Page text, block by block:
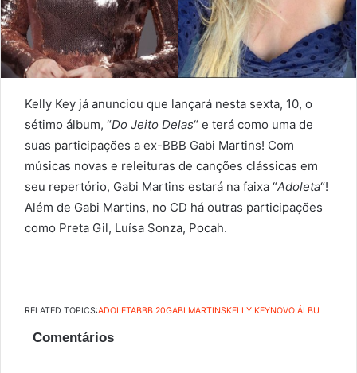
Kelly Key já anunciou que lançará nesta sexta, 10, o
sétimo álbum, “Do Jeito Delas“ e terá como uma de
suas participações a ex-BBB Gabi Martins! Com
músicas novas e releituras de canções clássicas em
seu repertório, Gabi Martins estará na faixa “Adoleta“!
Além de Gabi Martins, no CD há outras participações
como Preta Gil, Luísa Sonza, Pocah.
RELATED TOPICS:ADOLETABBB 20GABI MARTINSKELLY KEYNOVO ÁLBU
Comentários